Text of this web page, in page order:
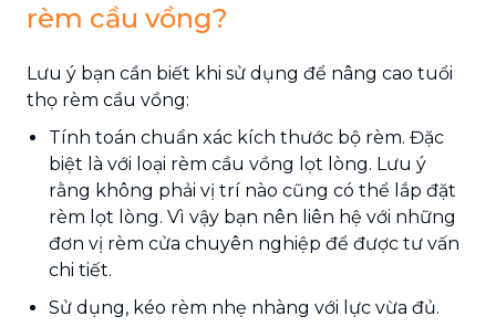
rèm cầu vồng?
Lưu ý bạn cần biết khi sử dụng để nâng cao tuổi
thọ rèm cầu vồng:
Tính toán chuẩn xác kích thước bộ rèm. Đặc
biệt là với loại rèm cầu vồng lọt lòng. Lưu ý
rằng không phải vị trí nào cũng có thể lắp đặt
rèm lọt lòng. Vì vậy bạn nên liên hệ với những
đơn vị rèm cửa chuyên nghiệp để được tư vấn
chi tiết.
Sử dụng, kéo rèm nhẹ nhàng với lực vừa đủ.